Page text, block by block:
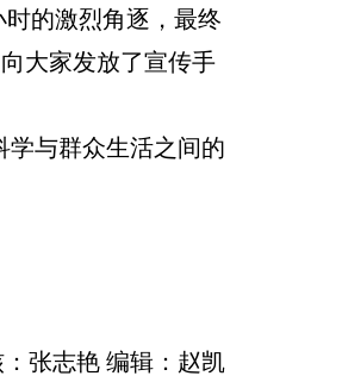
的激烈角逐，最终
大家发放了宣传手
学与群众生活之间的
张志艳 编辑：赵凯